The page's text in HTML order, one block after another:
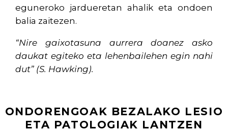
eguneroko jardueretan ahalik eta ondoen
balia zaitezen.
“Nire gaixotasuna aurrera doanez asko
daukat egiteko eta lehenbailehen egin nahi
dut” (S. Hawking).
ONDORENGOAK BEZALAKO LESIO
ETA PATOLOGIAK LANTZEN